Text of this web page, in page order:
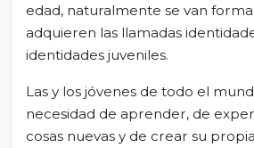
edad, naturalmente se van
adquieren las llamadas
identidades juveniles.
Las y los jóvenes de todo el
necesidad de aprender, de
cosas nuevas y de crear su